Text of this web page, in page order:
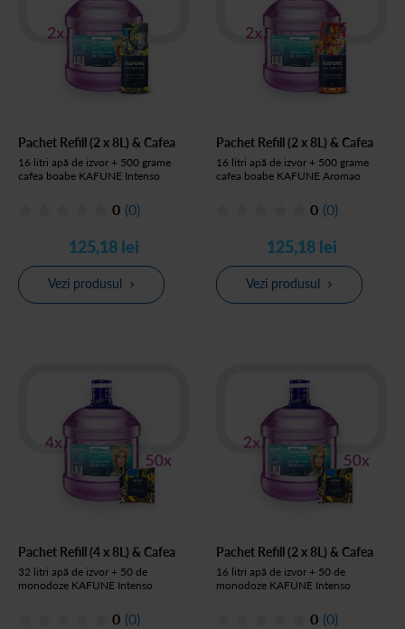
Pachet Refill (2 x 8L) & Cafea
16 litri apă de izvor + 500 grame
cafea boabe KAFUNE Intenso
0 (0)
125,18 lei
Vezi produsul
Pachet Refill (2 x 8L) & Cafea
16 litri apă de izvor + 500 grame
cafea boabe KAFUNE Aromao
0 (0)
125,18 lei
Vezi produsul
Pachet Refill (4 x 8L) & Cafea
32 litri apă de izvor + 50 de
monodoze KAFUNE Intenso
0 (0)
Pachet Refill (2 x 8L) & Cafea
16 litri apă de izvor + 50 de
monodoze KAFUNE Intenso
0 (0)